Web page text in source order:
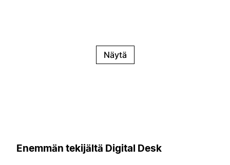
Näytä
Enemmän tekijältä Digital Desk